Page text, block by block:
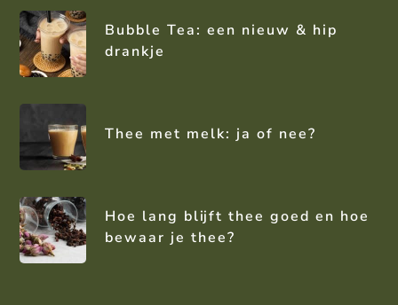
Bubble Tea: een nieuw & hip
drankje
Thee met melk: ja of nee?
Hoe lang blijft thee goed en hoe
bewaar je thee?